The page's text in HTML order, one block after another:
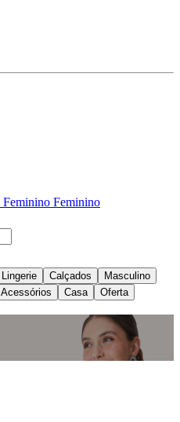
Feminino Feminino
Lingerie Calçados
Masculino
Acessórios Casa Oferta